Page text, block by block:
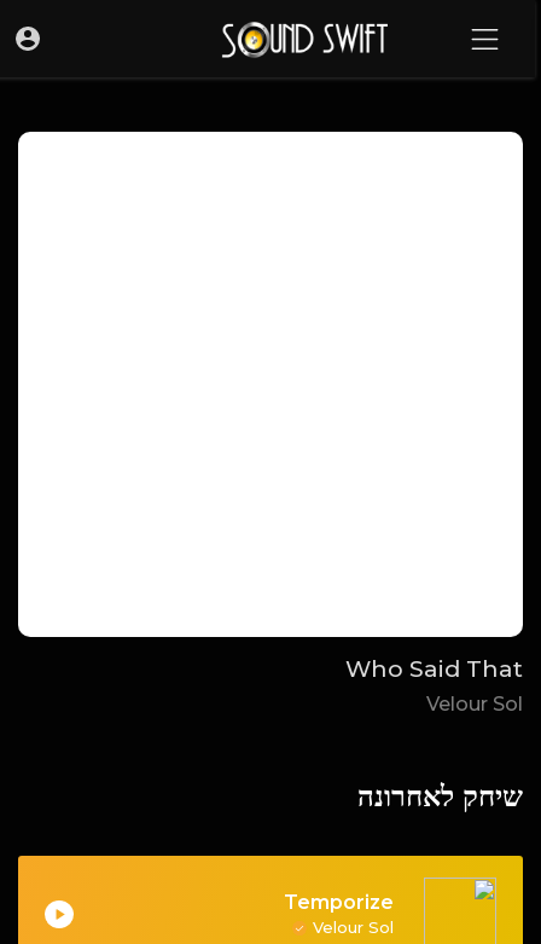
Who Said That
Velour Sol
שיחק לאחרונה
Temporize
Velour Sol